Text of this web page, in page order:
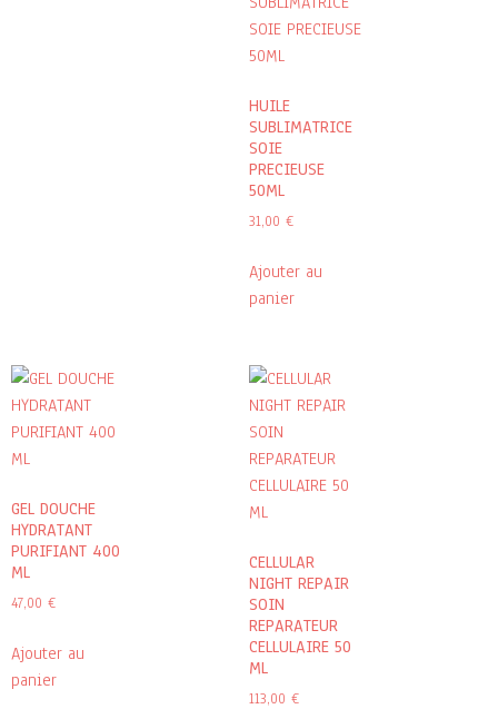
HUILE
SUBLIMATRICE
SOIE
PRECIEUSE
50ML
31,00 €
Ajouter au
panier
GEL DOUCHE
HYDRATANT
PURIFIANT 400
ML
47,00 €
Ajouter au
panier
CELLULAR
NIGHT REPAIR
SOIN
REPARATEUR
CELLULAIRE 50
ML
113,00 €